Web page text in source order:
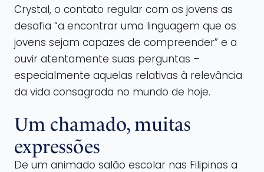
Crystal, o contato regular com os jovens as
desafia “a encontrar uma linguagem que os
jovens sejam capazes de compreender” e a
ouvir atentamente suas perguntas –
especialmente aquelas relativas à relevância
da vida consagrada no mundo de hoje.
Um chamado, muitas
expressões
De um animado salão escolar nas Filipinas a